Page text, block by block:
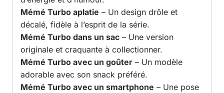
Mémé Turbo aplatie – Un design drôle et
décalé, fidèle à l’esprit de la série.
Mémé Turbo dans un sac – Une version
originale et craquante à collectionner.
Mémé Turbo avec un goûter – Un modèle
adorable avec son snack préféré.
Mémé Turbo avec un smartphone – Une pose